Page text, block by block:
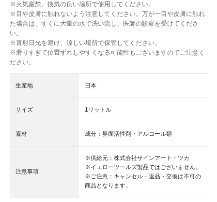
※火気厳禁。換気の良い場所で使用してください。
※目や皮膚に触れないよう注意してください。万が一目や皮膚に触れ
た場合は、すぐに大量の水で洗い流し、医師の診察を受けてくださ
い。
※直射日光を避け、涼しい場所で保管してください。
※滑りすぎて位置ずれしやすくなる可能性もございますのでご注意く
ださい。
生産地 日本
サイズ 1リットル
素材 成分：界面活性剤・アルコール類
注意事項
※供給元：株式会社サインアート・ツカ
※イエローツールズ製品ではございません。
※ご注意：キャンセル・返品・交換は不可の
商品となります。